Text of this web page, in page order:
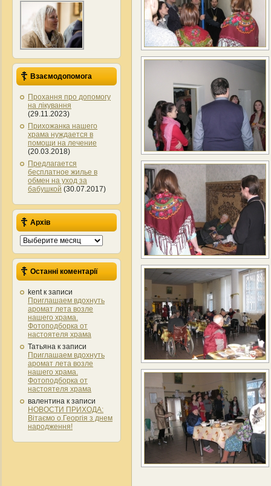
Взаємодопомога
Прохання про допомогу
на лікування
(29.11.2023)
Прихожанка нашего
храма нуждается в
помощи на лечение
(20.03.2018)
Предлагается
бесплатное жилье в
обмен на уход за
бабушкой (30.07.2017)
Архів
Архів
Останні коментарії
kentк записи
Приглашаем вдохнуть
аромат лета возле
нашего храма.
Фотоподборка от
настоятеля храма
Татьяна к записи
Приглашаем вдохнуть
аромат лета возле
нашего храма.
Фотоподборка от
настоятеля храма
валентина к записи
НОВОСТИ ПРИХОДА:
Вітаємо о.Георгія з днем
народження!